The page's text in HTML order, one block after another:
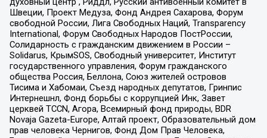
Швеции, Проект Медуза, Фонд Андрея Сахарова, Форум
свободной России, Лига Свободных Наций, Transparеncy
International, Форум Свободных Народов ПостРоссии,
Солидарность с гражданским движением в России –
Solidarus, КрымSOS, Свободный университет, Институт
государственного управления, Форум гражданского
общества Россия, Беллона, Союз жителей островов
Тисима и Хабомаи, Съезд народных депутатов, Гринпис
Интернешнл, Фонд борьбы с коррупцией Инк, Завет
церквей TCCN, Агора, Всемирный фонд природы, BDR
Novaja Gazeta-Europe, Алтай проект, Образовательный дом
прав человека Чернигов, Фонд Дом Прав Человека,